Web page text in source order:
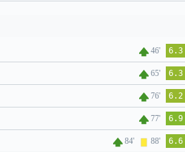
46' 6.3
65' 6.3
76' 6.2
77' 6.9
84' 88' 6.6